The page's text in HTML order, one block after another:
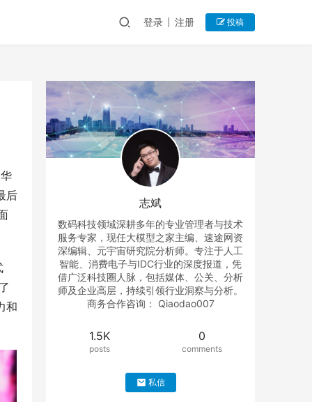
登录 注册 投稿
后
和
志斌
数码科技领域深耕多年的专业管理者与技术
服务专家，现任大模型之家主编、速途网资
深编辑、元宇宙研究院分析师。专注于人工
智能、消费电子与IDC行业的深度报道，凭
借广泛科技圈人脉，包括媒体、公关、分析
师及企业高层，持续引领行业洞察与分析。
商务合作咨询： Qiaodao007
1.5K
posts
0
comments
私信